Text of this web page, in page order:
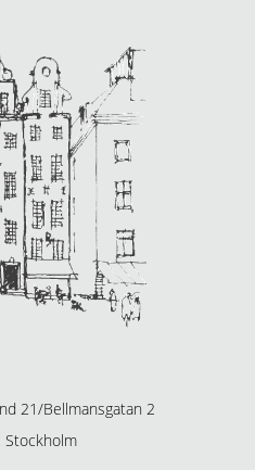
21/Bellmansgatan 2
Stockholm